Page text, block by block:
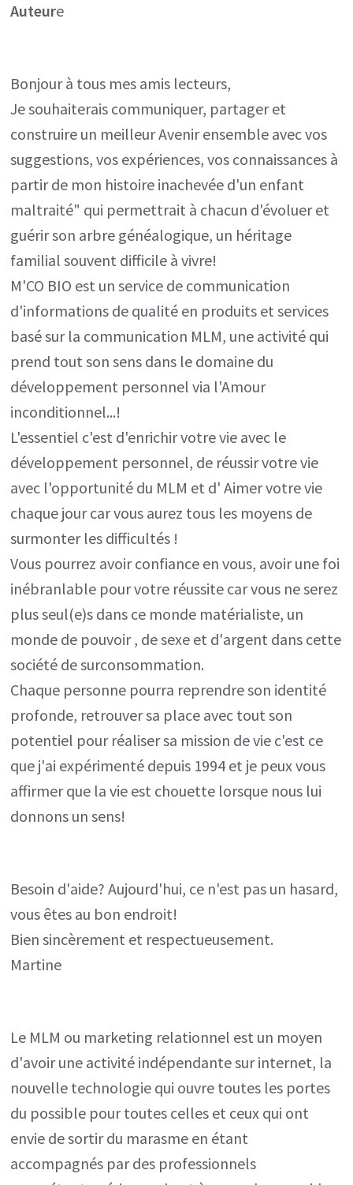
Auteure
Bonjour à tous mes amis lecteurs,
Je souhaiterais communiquer, partager et
construire un meilleur Avenir ensemble avec vos
suggestions, vos expériences, vos connaissances à
partir de mon histoire inachevée d'un enfant
maltraité" qui permettrait à chacun d'évoluer et
guérir son arbre généalogique, un héritage
familial souvent difficile à vivre!
M'CO BIO est un service de communication
d'informations de qualité en produits et services
basé sur la communication MLM, une activité qui
prend tout son sens dans le domaine du
développement personnel via l'Amour
inconditionnel...!
L'essentiel c'est d'enrichir votre vie avec le
développement personnel, de réussir votre vie
avec l'opportunité du MLM et d' Aimer votre vie
chaque jour car vous aurez tous les moyens de
surmonter les difficultés !
Vous pourrez avoir confiance en vous, avoir une foi
inébranlable pour votre réussite car vous ne serez
plus seul(e)s dans ce monde matérialiste, un
monde de pouvoir , de sexe et d'argent dans cette
société de surconsommation.
Chaque personne pourra reprendre son identité
profonde, retrouver sa place avec tout son
potentiel pour réaliser sa mission de vie c'est ce
que j'ai expérimenté depuis 1994 et je peux vous
affirmer que la vie est chouette lorsque nous lui
donnons un sens!
Besoin d'aide? Aujourd'hui, ce n'est pas un hasard,
vous êtes au bon endroit!
Bien sincèrement et respectueusement.
Martine
Le MLM ou marketing relationnel est un moyen
d'avoir une activité indépendante sur internet, la
nouvelle technologie qui ouvre toutes les portes
du possible pour toutes celles et ceux qui ont
envie de sortir du marasme en étant
accompagnés par des professionnels